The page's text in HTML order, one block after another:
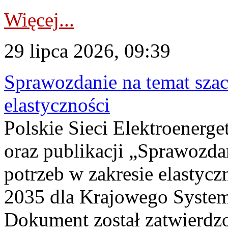
Więcej...
29 lipca 2026, 09:39
Sprawozdanie na temat
elastyczności
Polskie Sieci
oraz publikacji
potrzeb w zakresie
2035 dla Krajowego
Dokument został